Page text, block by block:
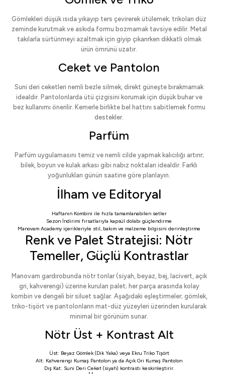
Gömlekleri düşük ısıda yıkayıp ters çevirerek ütülemek; trikoları düz
zeminde kurutmak ve askıda formu bozmamak tavsiye edilir. Metal
takılarla sürtünmeyi azaltmak için giyip çıkarırken dikkatli olmak
ürün ömrünü uzatır.
Ceket ve Pantolon
Suni deri ceketleri nemli bezle silmek, direkt güneşte bırakmamak
idealdir. Pantolonlarda ütü çizgisini korumak için düşük buhar ve
bez kullanımı önerilir. Kemerle birlikte bel hattını sabitlemek formu
destekler.
Parfüm
Parfüm uygulamasını temiz ve nemli cilde yapmak kalıcılığı artırır;
bilek, boyun ve kulak arkası gibi nabız noktaları idealdir. Farklı
yoğunlukları günün saatine göre planlayın.
İlham ve Editoryal
Haftanın Kombini ile hızla tamamlanabilen setler
Sezon İndirimi fırsatlarıyla kapsül dolabı güçlendirme
Manovam Academy içerikleriyle stil, bakım ve malzeme bilgisini derinleştirme
Renk ve Palet Stratejisi: Nötr
Temeller, Güçlü Kontrastlar
Manovam gardırobunda nötr tonlar (siyah, beyaz, bej, lacivert, açık
gri, kahverengi) üzerine kurulan palet; her parça arasında kolay
kombin ve dengeli bir siluet sağlar. Aşağıdaki eşleştirmeler; gömlek,
triko-tişört ve pantolonların mat-düz yüzeyleri üzerinden kurularak
minimal bir görünüm sunar.
Nötr Üst + Kontrast Alt
Üst: Beyaz Gömlek (Dik Yaka) veya Ekru Triko Tişört
Alt: Kahverengi Kumaş Pantolon ya da Açık Gri Kumaş Pantolon
Dış Kat: Suni Deri Ceket(siyah) kontrastı keskinleştirir.